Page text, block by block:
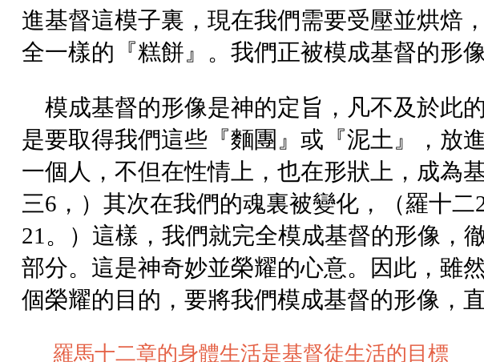
進基督這模子裏，現在我們需要受壓並烘焙
全一樣的『糕餅』。我們正被模成基督的形像
模成基督的形像是神的定旨，凡不及於此
是要取得我們這些『麵團』或『泥土』，放
一個人，不但在性情上，也在形狀上，成為
三6，）其次在我們的魂裏被變化，（羅十
21。）這樣，我們就完全模成基督的形像，
部分。這是神奇妙並榮耀的心意。因此，雖
個榮耀的目的，要將我們模成基督的形像，
羅馬十二章的身體生活是基督徒生活的目標